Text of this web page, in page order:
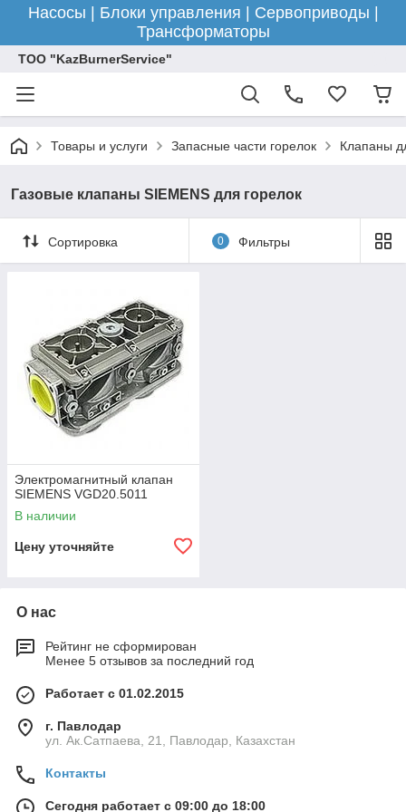
Насосы | Блоки управления | Сервоприводы |
Трансформаторы
ТОО "KazBurnerService"
Товары и услуги Запасные части горелок Клапаны
Газовые клапаны SIEMENS для горелок
Сортировка 0 Фильтры
Электромагнитный клапан
SIEMENS VGD20.5011
В наличии
Цену уточняйте
О нас
Рейтинг не сформирован
Менее 5 отзывов за последний год
Работает с 01.02.2015
г. Павлодар
ул. Ак.Сатпаева, 21, Павлодар, Казахстан
Контакты
Сегодня работает с 09:00 до 18:00